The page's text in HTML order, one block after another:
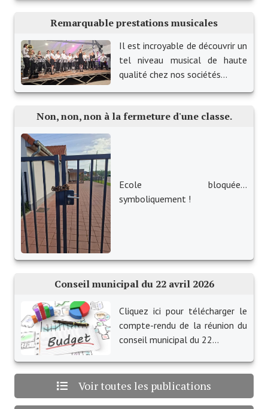
Le conseil départemental
VILLE PRATIQUE
Services publics intercommunaux
Affaires scolaires, CCAS
Eaux, assainissement
France services
France Renov
Déchets ménagers, tri sélectif, encombrants
Services publics communaux
Démarches administratives
Terrains et maisons à vendre
Etablissements scolaires
Equipements sportifs
Bibliothèque
Remarquable prestations musicales
Il est incroyable de découvrir un
tel niveau musical de haute
qualité chez nos sociétés...
Non, non, non à la fermeture d'une classe.
Ecole bloquée...
symboliquement !
Conseil municipal du 22 avril 2026
Cliquez ici pour télécharger le
compte-rendu de la réunion du
conseil municipal du 22...
Voir toutes les publications